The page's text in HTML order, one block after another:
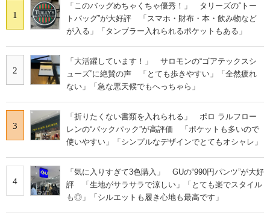
1
「このバッグめちゃくちゃ優秀！」 タリーズの“トー
トバッグ”が大好評 「スマホ・財布・本・飲み物など
が入る」「タンブラー入れられるポケットもある」
2
「大活躍しています！」 サロモンの“ゴアテックスシ
ューズ”に絶賛の声 「とても歩きやすい」「全然疲れ
ない」「急な悪天候でもへっちゃら」
3
「折りたくない書類を入れられる」 ポロ ラルフロー
レンの“バックパック”が高評価 「ポケットも多いので
使いやすい」「シンプルなデザインでとてもオシャレ」
4
「気に入りすぎて3色購入」 GUの“990円パンツ”が大好
評 「生地がサラサラで涼しい」「とても楽でスタイル
も◎」「シルエットも履き心地も最高です」